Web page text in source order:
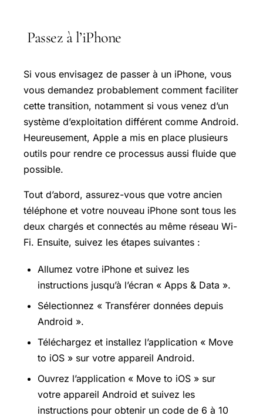
Passez à l’iPhone
Si vous envisagez de passer à un iPhone, vous
vous demandez probablement comment faciliter
cette transition, notamment si vous venez d’un
système d’exploitation différent comme Android.
Heureusement, Apple a mis en place plusieurs
outils pour rendre ce processus aussi fluide que
possible.
Tout d’abord, assurez-vous que votre ancien
téléphone et votre nouveau iPhone sont tous les
deux chargés et connectés au même réseau Wi-
Fi. Ensuite, suivez les étapes suivantes :
Allumez votre iPhone et suivez les
instructions jusqu’à l’écran « Apps & Data ».
Sélectionnez « Transférer données depuis
Android ».
Téléchargez et installez l’application « Move
to iOS » sur votre appareil Android.
Ouvrez l’application « Move to iOS » sur
votre appareil Android et suivez les
instructions pour obtenir un code de 6 à 10